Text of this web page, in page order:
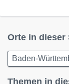
Orte in dieser
Baden-
Themen in